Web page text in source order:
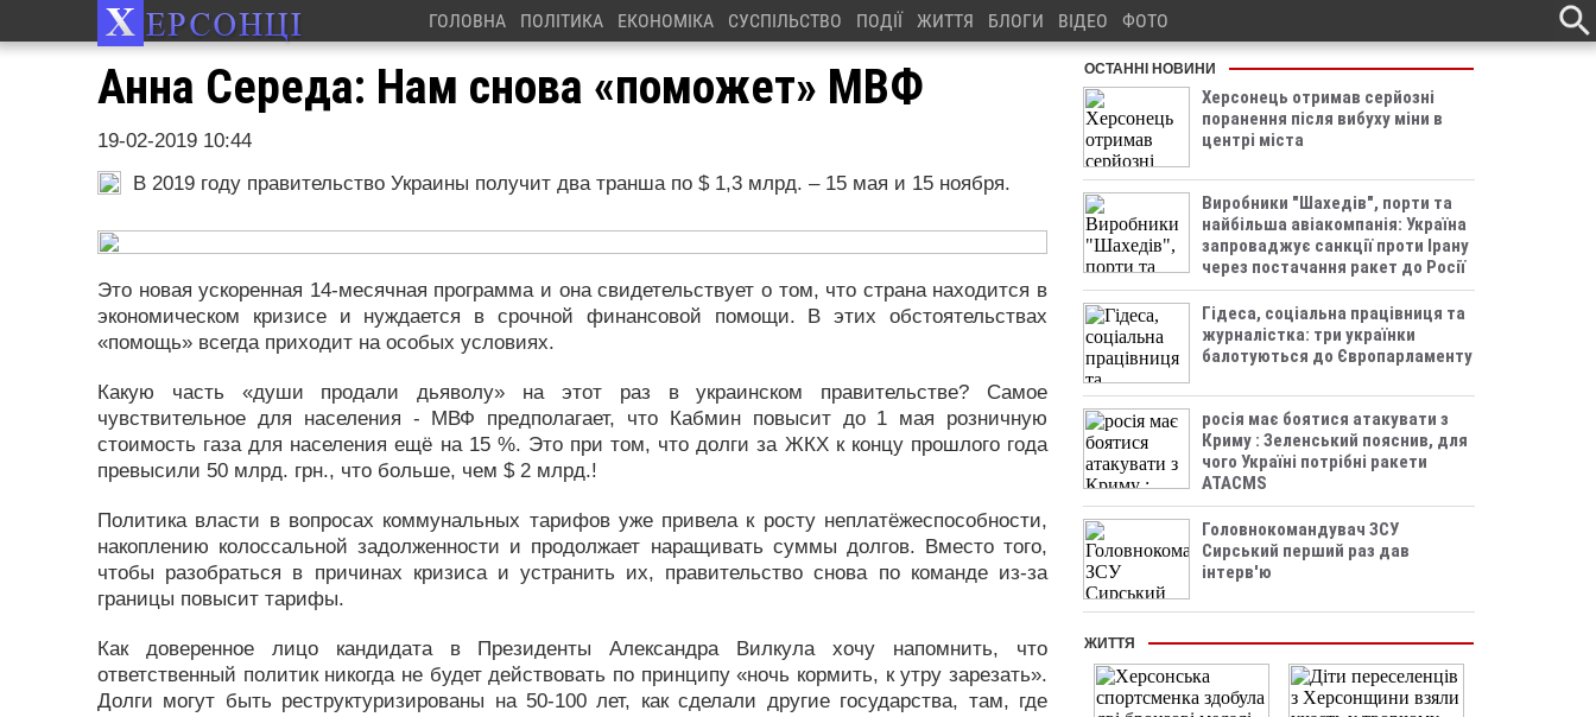
ГОЛОВНА ПОЛІТИКА ЕКОНОМІКА СУСПІЛЬСТВО ПОДІЇ ЖИТТЯ БЛОГИ ВІДЕО ФОТО
Анна Середа: Нам снова «поможет» МВФ
19-02-2019 10:44
В 2019 году правительство Украины получит два транша по $ 1,3 млрд. – 15 мая и 15 ноября.
Это новая ускоренная 14-месячная программа и она свидетельствует о том, что страна находится в
экономическом кризисе и нуждается в срочной финансовой помощи. В этих обстоятельствах
«помощь» всегда приходит на особых условиях.
Какую часть «души продали дьяволу» на этот раз в украинском правительстве? Самое
чувствительное для населения - МВФ предполагает, что Кабмин повысит до 1 мая розничную
стоимость газа для населения ещё на 15 %. Это при том, что долги за ЖКХ к концу прошлого года
превысили 50 млрд. грн., что больше, чем $ 2 млрд.!
Политика власти в вопросах коммунальных тарифов уже привела к росту неплатёжеспособности,
накоплению колоссальной задолженности и продолжает наращивать суммы долгов. Вместо того,
чтобы разобраться в причинах кризиса и устранить их, правительство снова по команде из-за
границы повысит тарифы.
Как доверенное лицо кандидата в Президенты Александра Вилкула хочу напомнить, что
ответственный политик никогда не будет действовать по принципу «ночь кормить, к утру зарезать».
Долги могут быть реструктуризированы на 50-100 лет, как сделали другие государства, там, где
ОСТАННІ НОВИНИ
Херсонець отримав серйозні
поранення після вибуху міни в
центрі міста
Виробники "Шахедів", порти та
найбільша авіакомпанія: Україна
запроваджує санкції проти Ірану
через постачання ракет до Росії
Гідеса, соціальна працівниця та
журналістка: три українки
балотуються до Європарламенту
росія має боятися атакувати з
Криму : Зеленський пояснив, для
чого Україні потрібні ракети
ATACMS
Головнокомандувач ЗСУ
Сирський перший раз дав
інтерв'ю
ЖИТТЯ